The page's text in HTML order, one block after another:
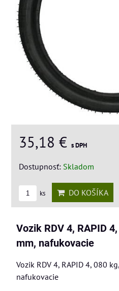
35,18 € s DPH
Dostupnosť: Skladom
ks DO KOŠÍKA
Vozik RDV 4, RAPID
mm, nafukovacie
Vozik RDV 4, RAPID 4, 080
nafukovacie